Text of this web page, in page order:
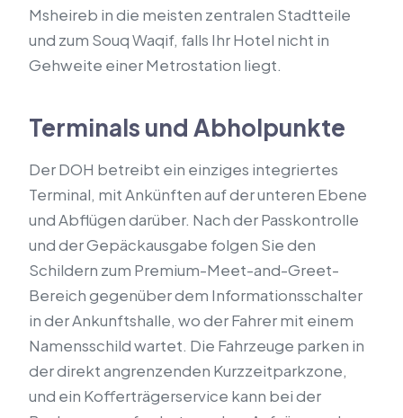
Msheireb in die meisten zentralen Stadtteile
und zum Souq Waqif, falls Ihr Hotel nicht in
Gehweite einer Metrostation liegt.
Terminals und Abholpunkte
Der DOH betreibt ein einziges integriertes
Terminal, mit Ankünften auf der unteren Ebene
und Abflügen darüber. Nach der Passkontrolle
und der Gepäckausgabe folgen Sie den
Schildern zum Premium-Meet-and-Greet-
Bereich gegenüber dem Informationsschalter
in der Ankunftshalle, wo der Fahrer mit einem
Namensschild wartet. Die Fahrzeuge parken in
der direkt angrenzenden Kurzzeitparkzone,
und ein Kofferträgerservice kann bei der